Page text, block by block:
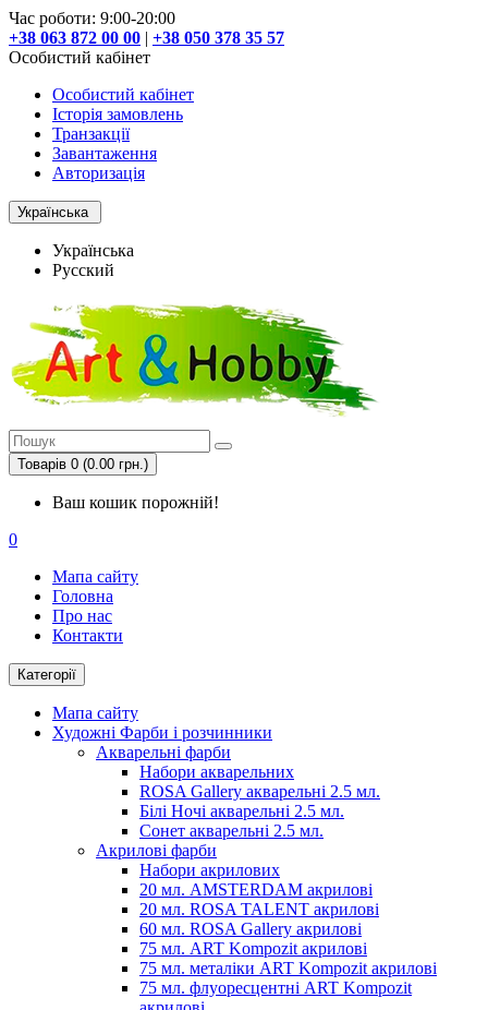
Час роботи: 9:00-20:00
+38 063 872 00 00 | +38 050 378 35 57
Особистий кабінет
Особистий кабінет
Історія замовлень
Транзакції
Завантаження
Авторизація
Українська
Українська
Русский
Товарів 0 (0.00 грн.)
Ваш кошик порожній!
0
Мапа сайту
Головна
Про нас
Контакти
Категорії
Мапа сайту
Художні Фарби і розчинники
Акварельні фарби
Набори акварельних
ROSA Gallery акварельні 2.5 мл.
Білі Ночі акварельні 2.5 мл.
Сонет акварельні 2.5 мл.
Акрилові фарби
Набори акрилових
20 мл. AMSTERDAM акрилові
20 мл. ROSA TALENT акрилові
60 мл. ROSA Gallery акрилові
75 мл. ART Kompozit акрилові
75 мл. металіки ART Kompozit акрилові
75 мл. флуоресцентні ART Kompozit